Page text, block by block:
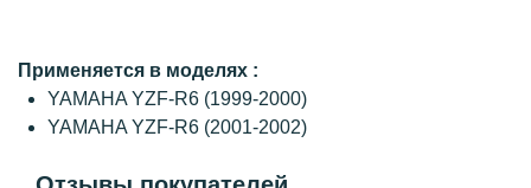
Применяется в моделях :
YAMAHA YZF-R6 (1999-2000)
YAMAHA YZF-R6 (2001-2002)